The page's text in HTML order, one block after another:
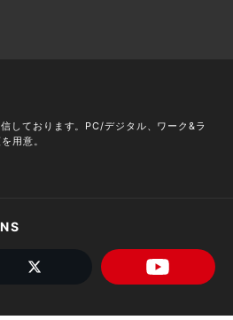
しております。PC/デジタル、ワーク&ラ
用意。